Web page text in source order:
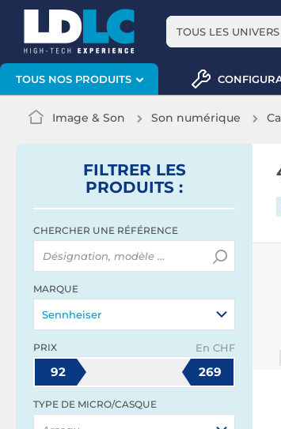
TOUS LES UNIVERS
TOUS NOS PRODUITS
Image & Son Son numérique
FILTRER LES
PRODUITS :
CHERCHER UNE RÉFÉRENCE
MARQUE
Sennheiser
PRIX En CHF
92 269
TYPE DE MICRO/CASQUE